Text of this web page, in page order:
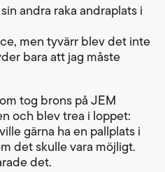
andra raka andraplats i
men tyvärr blev det inte
bara att jag måste
tog brons på JEM
och blev trea i loppet:
gärna ha en pallplats i
det skulle vara möjligt.
det.